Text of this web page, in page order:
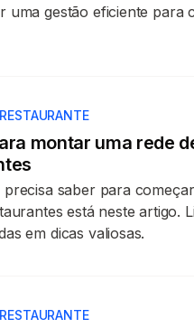
uma gestão eficiente para
montar uma rede
precisa saber para
está neste artigo.
em dicas valiosas.